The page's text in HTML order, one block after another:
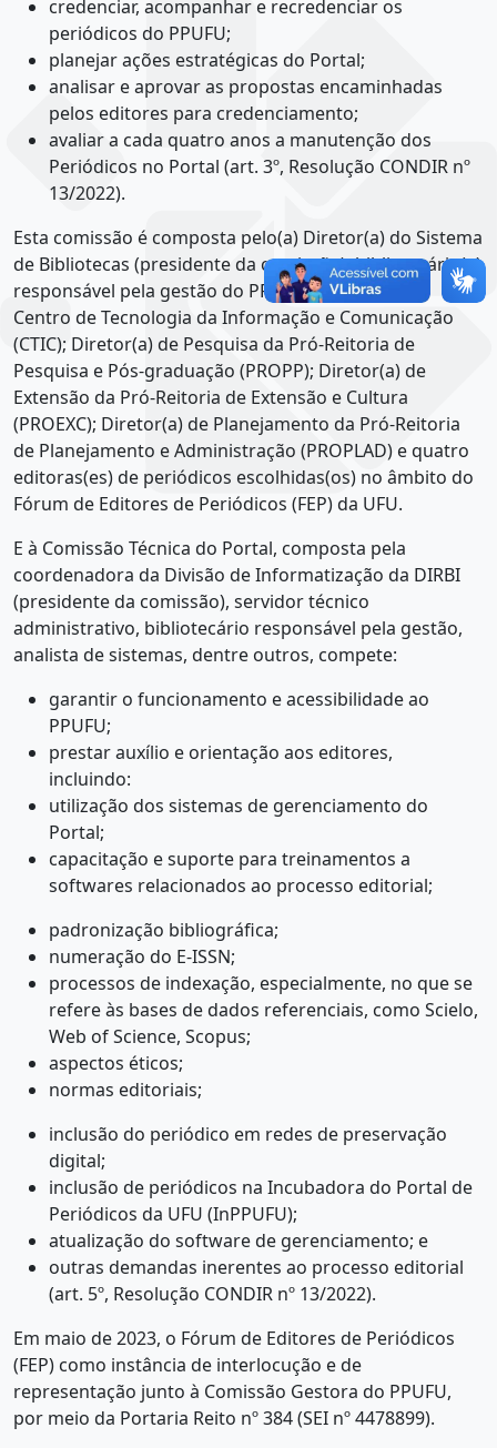
credenciar, acompanhar e recredenciar os
periódicos do PPUFU;
planejar ações estratégicas do Portal;
analisar e aprovar as propostas encaminhadas
pelos editores para credenciamento;
avaliar a cada quatro anos a manutenção dos
Periódicos no Portal (art. 3º, Resolução CONDIR nº
13/2022).
Esta comissão é composta pelo(a) Diretor(a) do Sistema
de Bibliotecas (presidente da comissão); bibliotecário(a)
responsável pela gestão do PPUFU; Diretor(a) do
Centro de Tecnologia da Informação e Comunicação
(CTIC); Diretor(a) de Pesquisa da Pró-Reitoria de
Pesquisa e Pós-graduação (PROPP); Diretor(a) de
Extensão da Pró-Reitoria de Extensão e Cultura
(PROEXC); Diretor(a) de Planejamento da Pró-Reitoria
de Planejamento e Administração (PROPLAD) e quatro
editoras(es) de periódicos escolhidas(os) no âmbito do
Fórum de Editores de Periódicos (FEP) da UFU.
E à Comissão Técnica do Portal, composta pela
coordenadora da Divisão de Informatização da DIRBI
(presidente da comissão), servidor técnico
administrativo, bibliotecário responsável pela gestão,
analista de sistemas, dentre outros, compete:
garantir o funcionamento e acessibilidade ao
PPUFU;
prestar auxílio e orientação aos editores,
incluindo:
utilização dos sistemas de gerenciamento do
Portal;
capacitação e suporte para treinamentos a
softwares relacionados ao processo editorial;
padronização bibliográfica;
numeração do E-ISSN;
processos de indexação, especialmente, no que se
refere às bases de dados referenciais, como Scielo,
Web of Science, Scopus;
aspectos éticos;
normas editoriais;
inclusão do periódico em redes de preservação
digital;
inclusão de periódicos na Incubadora do Portal de
Periódicos da UFU (InPPUFU);
atualização do software de gerenciamento; e
outras demandas inerentes ao processo editorial
(art. 5º, Resolução CONDIR nº 13/2022).
Em maio de 2023, o Fórum de Editores de Periódicos
(FEP) como instância de interlocução e de
representação junto à Comissão Gestora do PPUFU,
por meio da Portaria Reito nº 384 (SEI nº 4478899).